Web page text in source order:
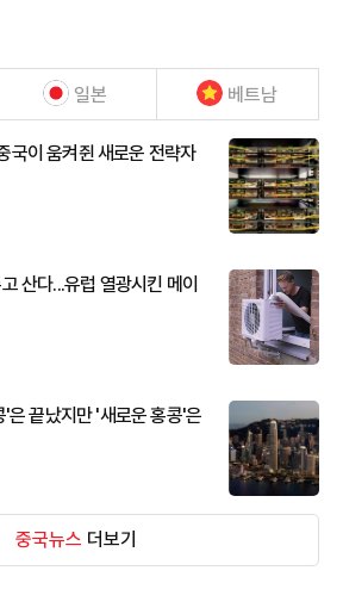
일본 베트남
국이 움켜쥔 새로운 전략자
산다...유럽 열광시킨 메이
은 끝났지만 '새로운 홍콩'은
중국뉴스 더보기